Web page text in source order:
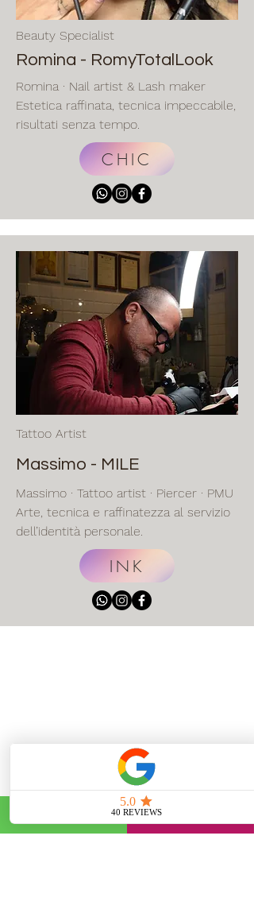
Beauty Specialist
Romina - RomyTotalLook
Romina · Nail artist & Lash maker
Estetica raffinata, tecnica impeccabile,
risultati senza tempo.
CHIC
Tattoo Artist
Massimo - MILE
Massimo · Tattoo artist · Piercer · PMU
Arte, tecnica e raffinatezza al servizio
dell’identità personale.
INK